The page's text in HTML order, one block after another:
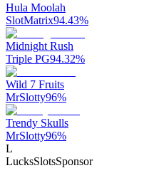
Hula Moolah
SlotMatrix94.43%
Midnight Rush
Triple PG94.32%
Wild 7 Fruits
MrSlotty96%
Trendy Skulls
MrSlotty96%
L
LucksSlotsSponsor